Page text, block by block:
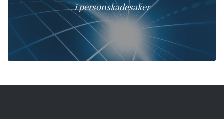
i personskadesaker